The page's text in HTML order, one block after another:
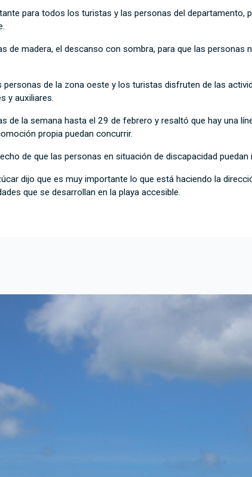
para todos los turistas y las personas del departamento,
de madera, el descanso con sombra, para que las personas
de la zona oeste y los turistas disfruten de las
y auxiliares.
de la semana hasta el 29 de febrero y resaltó que hay una
propia puedan concurrir.
de que las personas en situación de discapacidad puedan
dijo que es muy importante lo que está haciendo la
que se desarrollan en la playa accesible.